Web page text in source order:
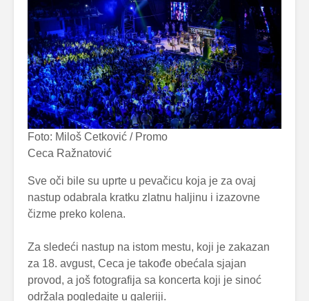
Foto: Miloš Cetković / Promo
Ceca Ražnatović
Sve oči bile su uprte u pevačicu koja je za ovaj
nastup odabrala kratku zlatnu haljinu i izazovne
čizme preko kolena.
Za sledeći nastup na istom mestu, koji je zakazan
za 18. avgust, Ceca je takođe obećala sjajan
provod, a još fotografija sa koncerta koji je sinoć
održala pogledajte u galeriji.